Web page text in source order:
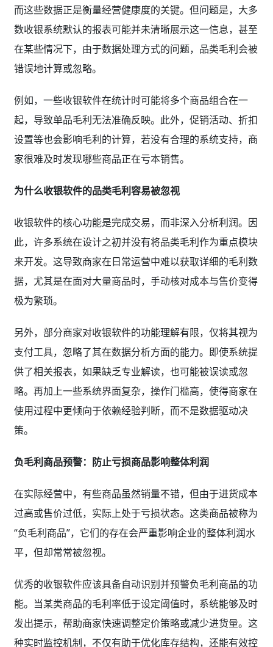
而这些数据正是衡量经营健康度的关键。但问题是，大多
数收银系统默认的报表可能并未清晰展示这一信息，甚至
在某些情况下，由于数据处理方式的问题，品类毛利会被
错误地计算或忽略。
例如，一些收银软件在统计时可能将多个商品组合在一
起，导致单品毛利无法准确反映。此外，促销活动、折扣
设置等也会影响毛利的计算，若没有合理的系统支持，商
家很难及时发现哪些商品正在亏本销售。
为什么收银软件的品类毛利容易被忽视
收银软件的核心功能是完成交易，而非深入分析利润。因
此，许多系统在设计之初并没有将品类毛利作为重点模块
来开发。这导致商家在日常运营中难以获取详细的毛利数
据，尤其是在面对大量商品时，手动核对成本与售价变得
极为繁琐。
另外，部分商家对收银软件的功能理解有限，仅将其视为
支付工具，忽略了其在数据分析方面的能力。即使系统提
供了相关报表，如果缺乏专业解读，也可能被误读或忽
略。再加上一些系统界面复杂，操作门槛高，使得商家在
使用过程中更倾向于依赖经验判断，而不是数据驱动决
策。
负毛利商品预警：防止亏损商品影响整体利润
在实际经营中，有些商品虽然销量不错，但由于进货成本
过高或售价过低，实际上处于亏损状态。这类商品被称为
“负毛利商品”，它们的存在会严重影响企业的整体利润水
平，但却常常被忽视。
优秀的收银软件应该具备自动识别并预警负毛利商品的功
能。当某类商品的毛利率低于设定阈值时，系统能够及时
发出提示，帮助商家快速调整定价策略或减少进货量。这
种实时监控机制，不仅有助于优化库存结构，还能有效控